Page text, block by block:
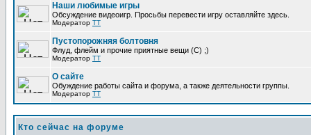
Наши любимые игры
Обсуждение видеоигр. Просьбы перевести игру оставляйте здесь.
Модератор TT
Пустопорожняя болтовня
Флуд, флейм и прочие приятные вещи (C) ;)
Модератор TT
О сайте
Обуждение работы сайта и форума, а также деятельности группы.
Модератор TT
Кто сейчас на форуме